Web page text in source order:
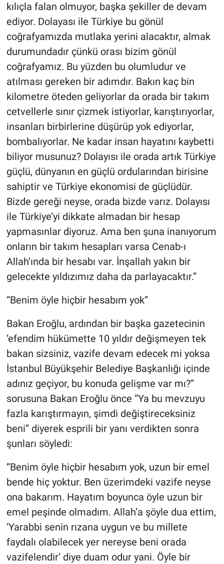
kılıçla falan olmuyor, başka şekiller de devam
ediyor. Dolayası ile Türkiye bu gönül
coğrafyamızda mutlaka yerini alacaktır, almak
durumundadır çünkü orası bizim gönül
coğrafyamız. Bu yüzden bu olumludur ve
atılması gereken bir adımdır. Bakın kaç bin
kilometre öteden geliyorlar da orada bir takım
cetvellerle sınır çizmek istiyorlar, karıştırıyorlar,
insanları birbirlerine düşürüp yok ediyorlar,
bombalıyorlar. Ne kadar insan hayatını kaybetti
biliyor musunuz? Dolayısı ile orada artık Türkiye
güçlü, dünyanın en güçlü ordularından birisine
sahiptir ve Türkiye ekonomisi de güçlüdür.
Bizde gereği neyse, orada bizde varız. Dolayısı
ile Türkiye’yi dikkate almadan bir hesap
yapmasınlar diyoruz. Ama ben şuna inanıyorum
onların bir takım hesapları varsa Cenab-ı
Allah’ında bir hesabı var. İnşallah yakın bir
gelecekte yıldızımız daha da parlayacaktır.”
“Benim öyle hiçbir hesabım yok”
Bakan Eroğlu, ardından bir başka gazetecinin
‘efendim hükümette 10 yıldır değişmeyen tek
bakan sizsiniz, vazife devam edecek mi yoksa
İstanbul Büyükşehir Belediye Başkanlığı içinde
adınız geçiyor, bu konuda gelişme var mı?”
sorusuna Bakan Eroğlu önce “Ya bu mevzuyu
fazla karıştırmayın, şimdi değiştireceksiniz
beni” diyerek esprili bir yanı verdikten sonra
şunları söyledi:
“Benim öyle hiçbir hesabım yok, uzun bir emel
bende hiç yoktur. Ben üzerimdeki vazife neyse
ona bakarım. Hayatım boyunca öyle uzun bir
emel peşinde olmadım. Allah’a şöyle dua ettim,
‘Yarabbi senin rızana uygun ve bu millete
faydalı olabilecek yer nereyse beni orada
vazifelendir’ diye duam odur yani. Öyle bir